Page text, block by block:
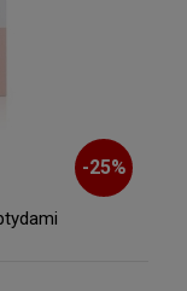
-25%